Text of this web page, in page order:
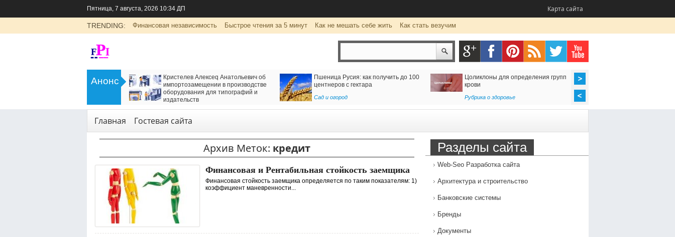
Пятница, 7 августа, 2026 10:34 ДП Карта сайта
TRENDING: Финансовая независимость Быстрое чтения за 5 минут Как не мешать себе жить Как стать везучим
Анонс
LADA Largus: универсальный
семейный автомобиль с российским
Кристелев Алексеq Анатольевич об
импортозамещении в производстве
оборудования для типографий и
издательств
Пшеница Русия: как получить до 100
центнеров с гектара
Сад и огород
Цоликлоны для определения групп
крови
Рубрика о здоровье
Главная Гостевая сайта
Архив Меток: кредит
Финансовая и Рентабильная стойкость заемщика
Финансовая стойкость заемщика определяется по таким показателям: 1)
коэффициент маневренности...
Разделы сайта
Web-Seo Разработка сайта
Архитектура и строительство
Банковские системы
Бренды
Документы